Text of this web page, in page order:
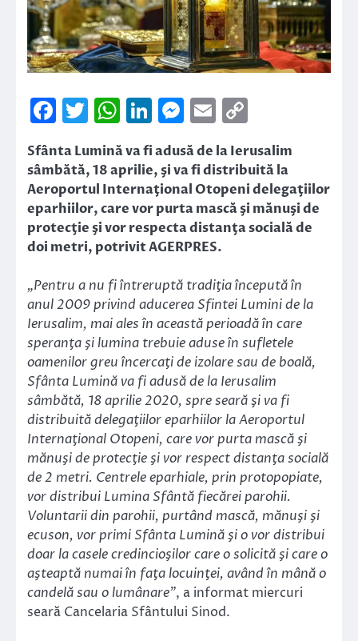
Facebook
Twitter
WhatsApp
LinkedIn
Messenger
Email
Link
Sfânta Lumină va fi adusă de la Ierusalim
sâmbătă, 18 aprilie, şi va fi distribuită la
Aeroportul Internaţional Otopeni delegaţiilor
eparhiilor, care vor purta mască şi mănuşi de
protecţie şi vor respecta distanţa socială de
doi metri, potrivit AGERPRES.
„Pentru a nu fi întreruptă tradiţia începută în
anul 2009 privind aducerea Sfintei Lumini de la
Ierusalim, mai ales în această perioadă în care
speranţa şi lumina trebuie aduse în sufletele
oamenilor greu încercaţi de izolare sau de boală,
Sfânta Lumină va fi adusă de la Ierusalim
sâmbătă, 18 aprilie 2020, spre seară şi va fi
distribuită delegaţiilor eparhiilor la Aeroportul
Internaţional Otopeni, care vor purta mască şi
mănuşi de protecţie şi vor respect distanţa socială
de 2 metri. Centrele eparhiale, prin protopopiate,
vor distribui Lumina Sfântă fiecărei parohii.
Voluntarii din parohii, purtând mască, mănuşi şi
ecuson, vor primi Sfânta Lumină şi o vor distribui
doar la casele credincioşilor care o solicită şi care o
aşteaptă numai în faţa locuinţei, având în mână o
candelă sau o lumânare”, a informat miercuri
seară Cancelaria Sfântului Sinod.